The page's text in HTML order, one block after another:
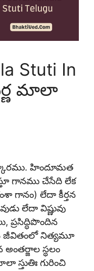
Stuti In
మాలా
హిందూమత
గానము చేసేది లేక
గానం) లేదా కీర్తన
లేదా విష్ణువు
ప్రసిద్ధిపొందిన
జీవితంలో నిత్యమూ
స్థలం
స్తుతిః గురించి